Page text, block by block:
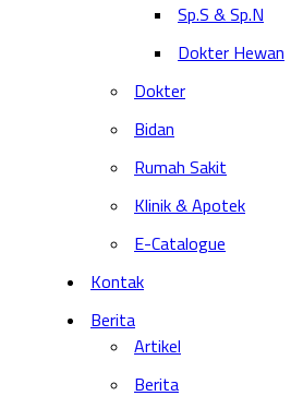
Sp.S & Sp.N
Dokter Hewan
Dokter
Bidan
Rumah Sakit
Klinik & Apotek
E-Catalogue
Kontak
Berita
Artikel
Berita